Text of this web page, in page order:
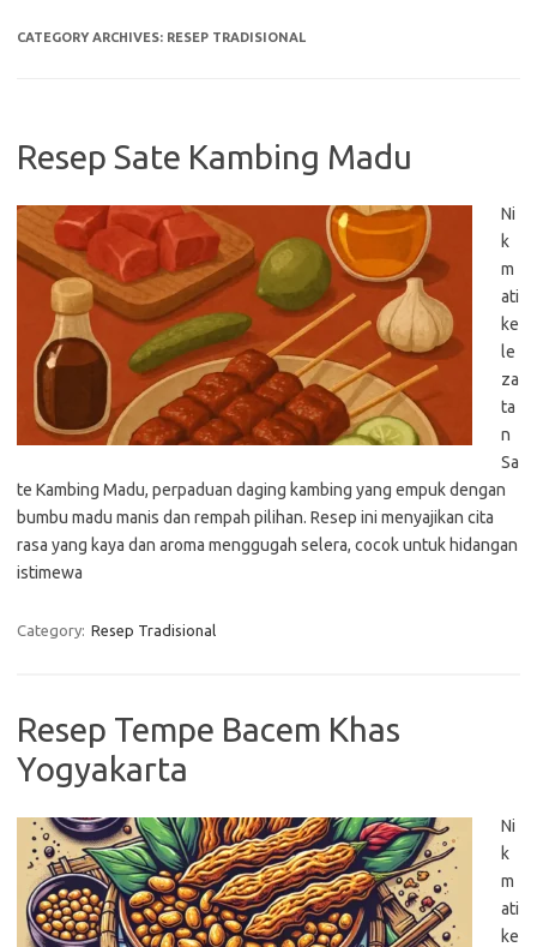
CATEGORY ARCHIVES: RESEP TRADISIONAL
Resep Sate Kambing Madu
Ni
k
m
ati
ke
le
za
ta
n
Sa
te Kambing Madu, perpaduan daging kambing yang empuk dengan
bumbu madu manis dan rempah pilihan. Resep ini menyajikan cita
rasa yang kaya dan aroma menggugah selera, cocok untuk hidangan
istimewa
Category: Resep Tradisional
Resep Tempe Bacem Khas
Yogyakarta
Ni
k
m
ati
ke